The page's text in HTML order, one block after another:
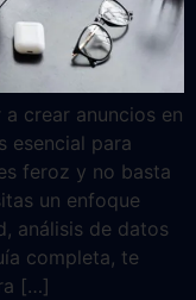
crear anuncios en
esencial para
feroz y no basta
un enfoque
análisis de datos
completa, te
[…]